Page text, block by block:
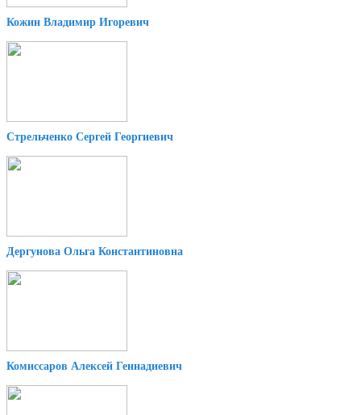
Кожин Владимир Игоревич
Стрельченко Сергей Георгиевич
Дергунова Ольга Константиновна
Комиссаров Алексей Геннадиевич